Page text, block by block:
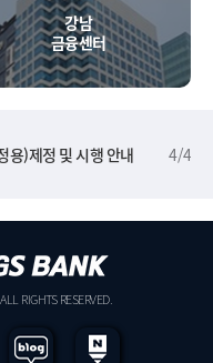
강남
금융센터
용)제정 및 시행 안내 4/4
RIGHTS RESERVED.